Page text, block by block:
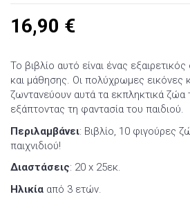
16,90 €
Το βιβλίο αυτό είναι ένας
και μάθησης. Οι πολύχρωμες εικόνες
ζωντανεύουν αυτά τα εκπληκτικά ζώα
εξάπτοντας τη φαντασία του παιδιού.
Περιλαμβάνει: Βιβλίο, 10 φιγούρες
παιχνιδιού!
Διαστάσεις: 20 x 25εκ.
Ηλικία από 3 ετών.